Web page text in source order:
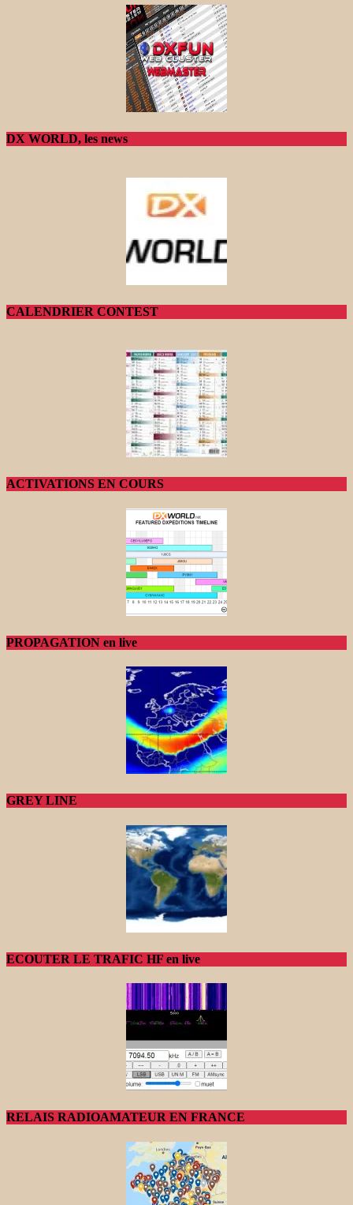
DX WORLD, les news
CALENDRIER CONTEST
ACTIVATIONS EN COURS
PROPAGATION en live
GREY LINE
ECOUTER LE TRAFIC HF en live
RELAIS RADIOAMATEUR EN FRANCE